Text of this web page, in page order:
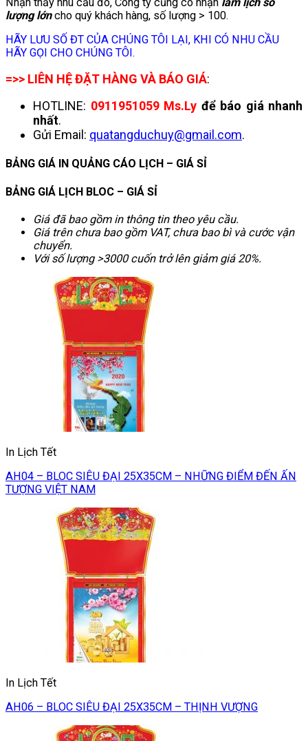
lượng lớncho quý khách hàng, số lượng > 100.
HÃY LƯU SỐ ĐT CỦA CHÚNG TÔI LẠI, KHI CÓ NHU CẦU
HÃY GỌI CHO CHÚNG TÔI.
=>> LIÊN HỆ ĐẶT HÀNG VÀ BÁO GIÁ:
HOTLINE: 0911951059 Ms.Ly để báo giá nhanh
nhất.
Gửi Email : quatangduchuy@gmail.com.
BẢNG GIÁ IN QUẢNG CÁO LỊCH – GIÁ SỈ
BẢNG GIÁ LỊCH BLOC – GIÁ SỈ
Giá đã bao gồm in thông tin theo yêu cầu.
Giá trên chưa bao gồm VAT, chưa bao bì và cước vận
chuyển.
Với số lượng >3000 cuốn trở lên giảm giá 20%.
In Lịch Tết
AH04 – BLOC SIÊU ĐẠI 25X35CM – NHỮNG ĐIỂM ĐẾN ẤN
TƯỢNG VIỆT NAM
In Lịch Tết
AH06 – BLOC SIÊU ĐẠI 25X35CM – THỊNH VƯỢNG